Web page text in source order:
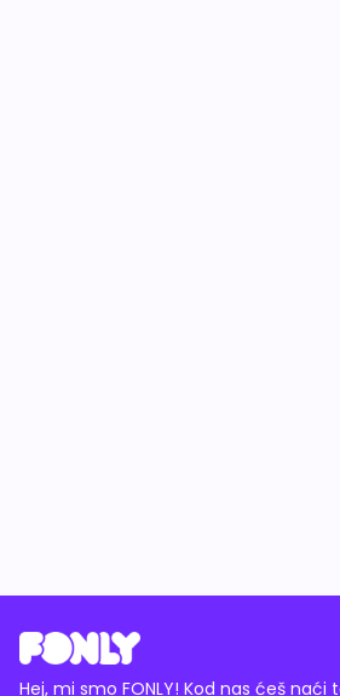
Hej, mi smo FONLY! Kod nas ćeš